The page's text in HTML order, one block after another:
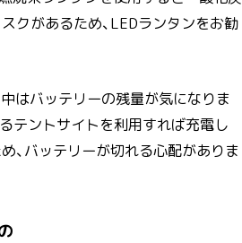
クがあるため、LEDランタンをお勧
はバッテリーの残量が気になりま
テントサイトを利用すれば充電し
、バッテリーが切れる心配がありま